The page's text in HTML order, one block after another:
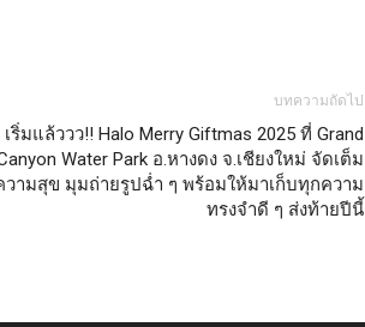
บทความถัดไป
เริ่มแล้ววว!! Halo Merry Giftmas 2025 ที่ Grand
Water Park อ.หางดง จ.เชียงใหม่ จัดเต็ม
วามสุข มุมถ่ายรูปฉ่ำ ๆ พร้อมให้มาเก็บทุกความ
ทรงจำดี ๆ ส่งท้ายปีนี้